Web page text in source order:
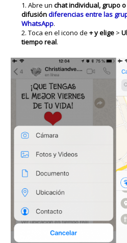
Abre unchat individual, grupo
difusióndiferencias entre las
WhatsApp.
Toca en el icono de+ y elige >
tiempo real.